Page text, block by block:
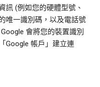
訊 (例如您的硬體型號、
唯一識別碼，以及電話號
會將您的裝置識別
Google 帳戶」建立連